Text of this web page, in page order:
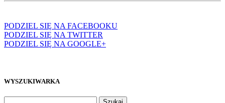
PODZIEL SIĘ NA FACEBOOKU
PODZIEL SIĘ NA TWITTER
PODZIEL SIĘ NA GOOGLE+
WYSZUKIWARKA